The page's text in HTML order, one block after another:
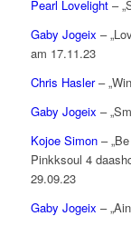
Pearl Lovelight–
Gaby Jogeix –
am 17.11.23
Chris Hasler–
Gaby Jogeix –
Kojoe Simon– „Be
Pinkksoul 4
29.09.23
Gaby Jogeix –